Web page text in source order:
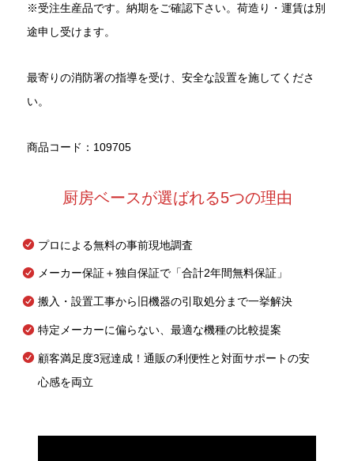
※受注生産品です。納期をご確認下さい。荷造り・運賃は別
途申し受けます。
最寄りの消防署の指導を受け、安全な設置を施してくださ
い。
商品コード：109705
厨房ベースが選ばれる5つの理由
プロによる無料の事前現地調査
メーカー保証＋独自保証で「合計2年間無料保証」
搬入・設置工事から旧機器の引取処分まで一挙解決
特定メーカーに偏らない、最適な機種の比較提案
顧客満足度3冠達成！通販の利便性と対面サポートの安
心感を両立